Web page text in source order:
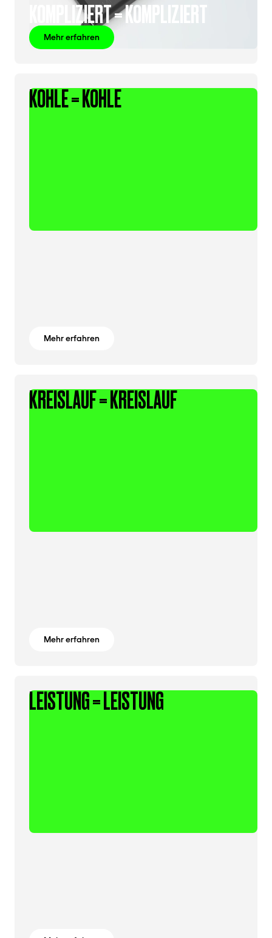
KOMPLIZIERT = KOMPLIZIERT
Mehr erfahren
KOHLE = KOHLE
Mehr erfahren
KREISLAUF = KREISLAUF
Mehr erfahren
LEISTUNG = LEISTUNG